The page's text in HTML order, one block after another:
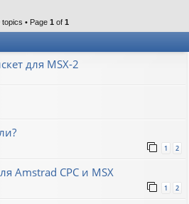
topics • Page 1 of 1
для MSX-2
1 2
Amstrad CPC и MSX
1 2